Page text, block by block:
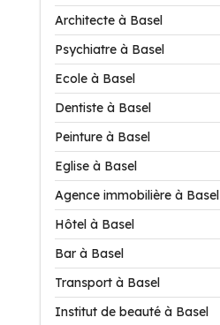
Architecte à Basel
Psychiatre à Basel
Ecole à Basel
Dentiste à Basel
Peinture à Basel
Eglise à Basel
Agence immobilière à Basel
Hôtel à Basel
Bar à Basel
Transport à Basel
Institut de beauté à Basel